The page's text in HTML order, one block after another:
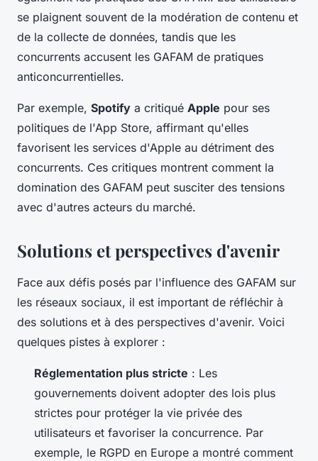
se plaignent souvent de la modération de contenu et
de la collecte de données, tandis que les
concurrents accusent les GAFAM de pratiques
anticoncurrentielles.
Par exemple, Spotify a critiqué Apple pour ses
politiques de l'App Store, affirmant qu'elles
favorisent les services d'Apple au détriment des
concurrents. Ces critiques montrent comment la
domination des GAFAM peut susciter des tensions
avec d'autres acteurs du marché.
Solutions et perspectives d'avenir
Face aux défis posés par l'influence des GAFAM sur
les réseaux sociaux, il est important de réfléchir à
des solutions et à des perspectives d'avenir. Voici
quelques pistes à explorer :
Réglementation plus stricte : Les
gouvernements doivent adopter des lois plus
strictes pour protéger la vie privée des
utilisateurs et favoriser la concurrence. Par
exemple, le RGPD en Europe a montré comment